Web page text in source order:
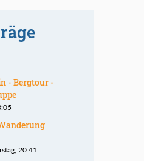
- Bergtour -
20:41